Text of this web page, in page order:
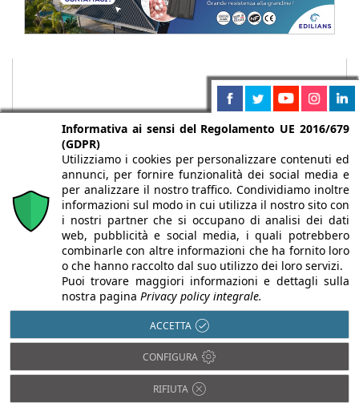
Chi siamo Autori Per la tua pubblicità
Iscriviti alla
newsletter
Infobuild è testata registrata presso il Tribunale di Milano al n° 63
dell’8/3/2013 - ISSN 2282-2267
© 2000-2026 Infoweb srl - P.IVA 13155920153 - Tutti i diritti
Informativa ai sensi del Regolamento UE 2016/679
(GDPR)
Utilizziamo i cookies per personalizzare contenuti ed
annunci, per fornire funzionalità dei social media e
per analizzare il nostro traffico. Condividiamo inoltre
informazioni sul modo in cui utilizza il nostro sito con
i nostri partner che si occupano di analisi dei dati
web, pubblicità e social media, i quali potrebbero
combinarle con altre informazioni che ha fornito loro
o che hanno raccolto dal suo utilizzo dei loro servizi.
Puoi trovare maggiori informazioni e dettagli sulla
nostra pagina Privacy policy integrale.
ACCETTA
CONFIGURA
RIFIUTA